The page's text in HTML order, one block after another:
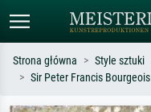
Strona główna Style sztuki
Sir Peter Francis Bourgeois